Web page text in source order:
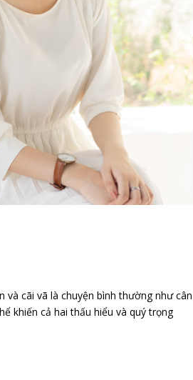
và cãi vã là chuyện bình thường như cân
khiến cả hai thấu hiểu và quý trọng